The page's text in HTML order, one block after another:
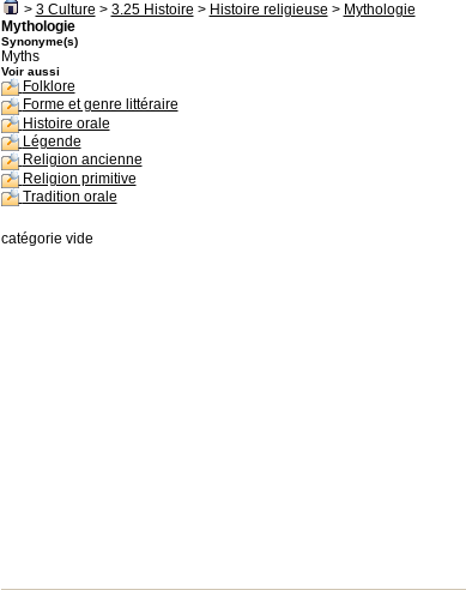
> 3 Culture > 3.25 Histoire > Histoire religieuse > Mythologie
Mythologie
Synonyme(s)
Myths
Voir aussi
Folklore
Forme et genre littéraire
Histoire orale
Légende
Religion ancienne
Religion primitive
Tradition orale
catégorie vide